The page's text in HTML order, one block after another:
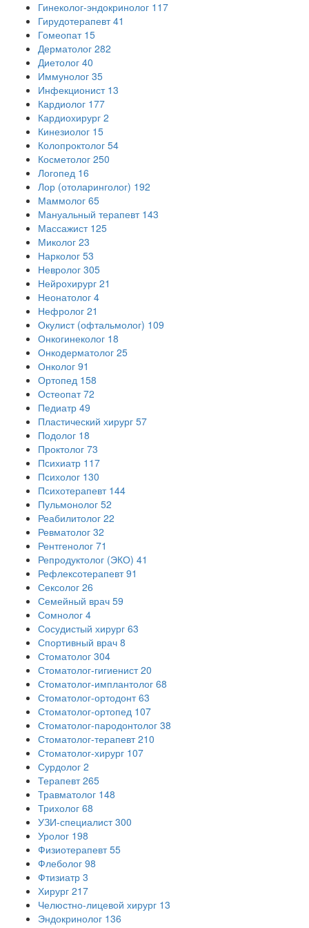
Гинеколог-эндокринолог 117
Гирудотерапевт 41
Гомеопат 15
Дерматолог 282
Диетолог 40
Иммунолог 35
Инфекционист 13
Кардиолог 177
Кардиохирург 2
Кинезиолог 15
Колопроктолог 54
Косметолог 250
Логопед 16
Лор (отоларинголог) 192
Маммолог 65
Мануальный терапевт 143
Массажист 125
Миколог 23
Нарколог 53
Невролог 305
Нейрохирург 21
Неонатолог 4
Нефролог 21
Окулист (офтальмолог) 109
Онкогинеколог 18
Онкодерматолог 25
Онколог 91
Ортопед 158
Остеопат 72
Педиатр 49
Пластический хирург 57
Подолог 18
Проктолог 73
Психиатр 117
Психолог 130
Психотерапевт 144
Пульмонолог 52
Реабилитолог 22
Ревматолог 32
Рентгенолог 71
Репродуктолог (ЭКО) 41
Рефлексотерапевт 91
Сексолог 26
Семейный врач 59
Сомнолог 4
Сосудистый хирург 63
Спортивный врач 8
Стоматолог 304
Стоматолог-гигиенист 20
Стоматолог-имплантолог 68
Стоматолог-ортодонт 63
Стоматолог-ортопед 107
Стоматолог-пародонтолог 38
Стоматолог-терапевт 210
Стоматолог-хирург 107
Сурдолог 2
Терапевт 265
Травматолог 148
Трихолог 68
УЗИ-специалист 300
Уролог 198
Физиотерапевт 55
Флеболог 98
Фтизиатр 3
Хирург 217
Челюстно-лицевой хирург 13
Эндокринолог 136